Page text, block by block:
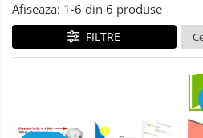
Afiseaza: 1-6 din 6 produse
FILTRE